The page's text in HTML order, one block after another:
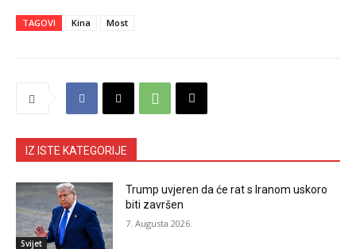
TAGOVI Kina Most
IZ ISTE KATEGORIJE
Svijet
Trump uvjeren da će rat s Iranom uskoro
biti završen
7. Augusta 2026.